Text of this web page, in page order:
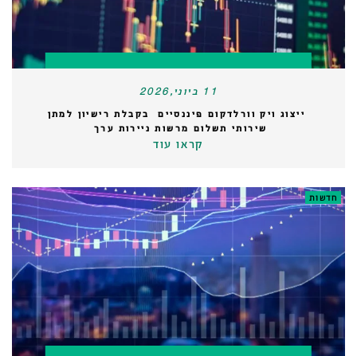
11 ביוני,2026
ייצוג ויק וורלדקום פיננסיים בקבלת רישיון למתן
שירותי תשלום מרשות ניירות ערך
קראו עוד
חדשות